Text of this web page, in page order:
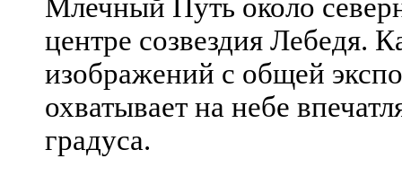
Млечный Путь около
центре созвездия Лебедя.
изображений с общей
охватывает на небе
градуса.